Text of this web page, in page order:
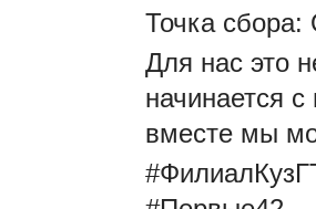
Точка
Для нас это
начинается
вместе мы